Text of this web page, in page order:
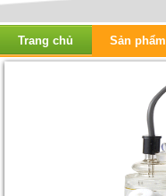
Trang chủ Sản phẩm